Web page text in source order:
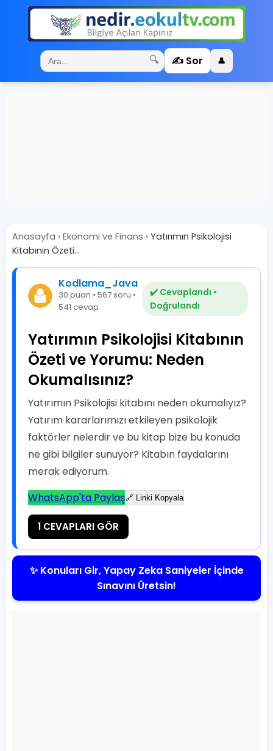
🔍 ✍️ Sor 👤
Anasayfa › Ekonomi ve Finans › Yatırımın Psikolojisi
Kitabının Özeti...
Kodlama_Java
30 puan • 567 soru •
541 cevap
✔️ Cevaplandı •
Doğrulandı
Yatırımın Psikolojisi Kitabının
Özeti ve Yorumu: Neden
Okumalısınız?
Yatırımın Psikolojisi kitabını neden okumalıyız?
Yatırım kararlarımızı etkileyen psikolojik
faktörler nelerdir ve bu kitap bize bu konuda
ne gibi bilgiler sunuyor? Kitabın faydalarını
merak ediyorum.
WhatsApp'ta Paylaş🔗 Linki Kopyala
1 CEVAPLARI GÖR
✨ Konuları Gir, Yapay Zeka Saniyeler İçinde
Sınavını Üretsin!